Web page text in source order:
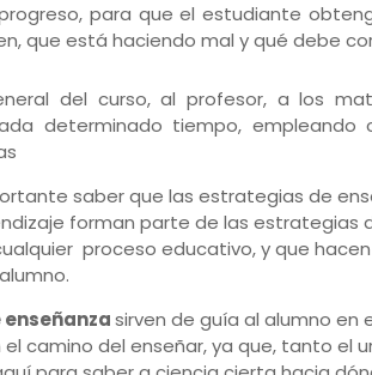
para que el estudiante
que está haciendo mal y qué debe
del curso, al profesor, a los
determinado tiempo, empleando
saber que las estrategias de
forman parte de las estrategias
proceso educativo, y que
sirven de guía al alumno en
camino del enseñar, ya que, tanto el